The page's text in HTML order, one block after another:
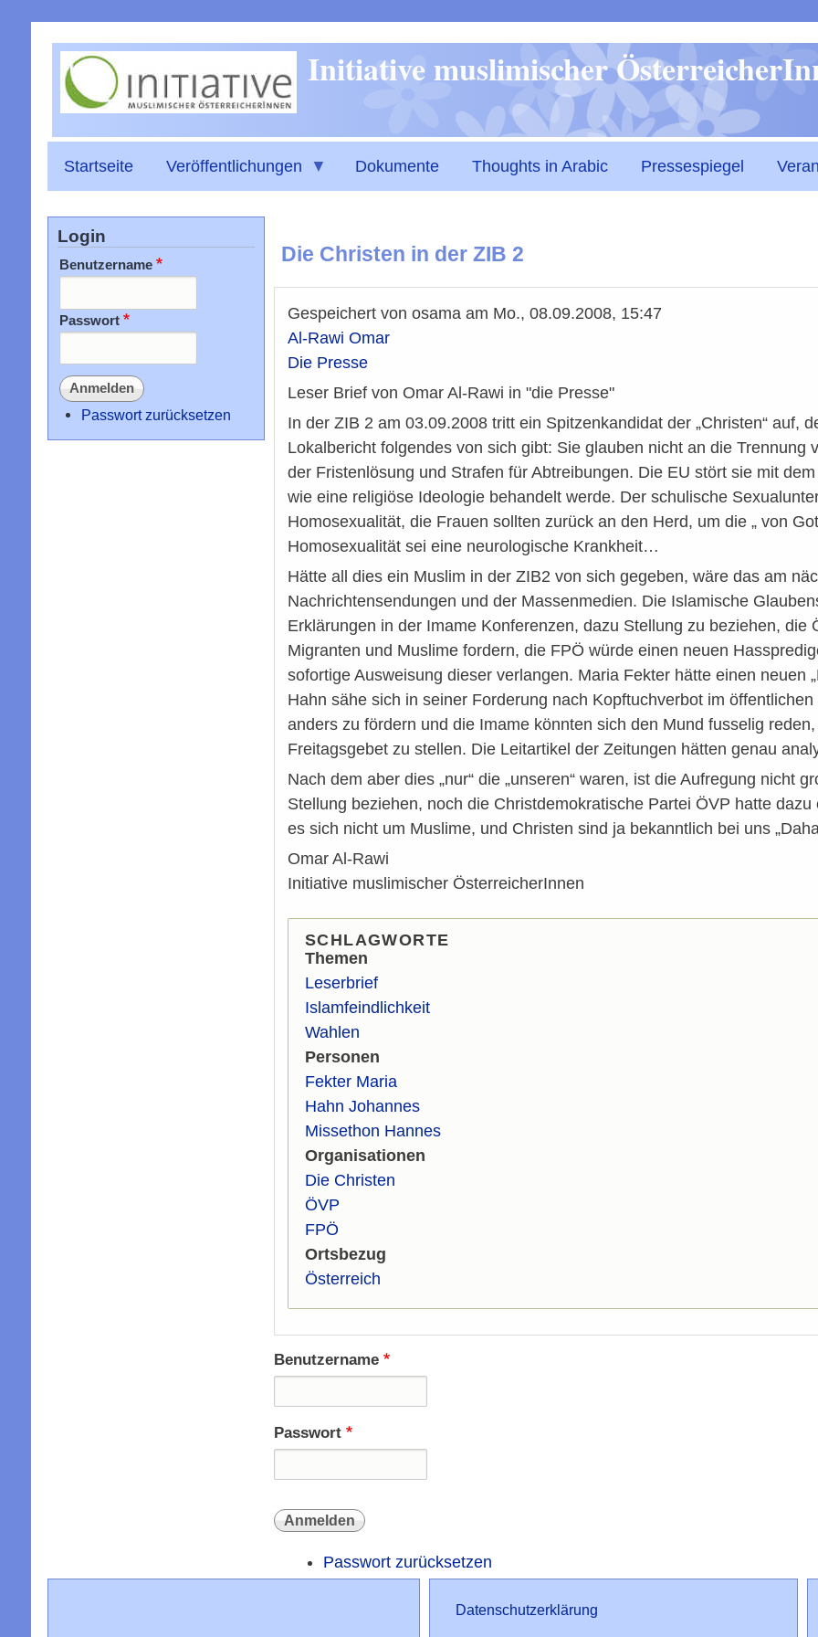
zum
Inhalt
Initiative muslimischer
Startseite Veröffentlichungen Dokumente Thoughts in Arabic Pressespiegel
Die Christen in der ZIB 2
Gespeichert von osama am Mo., 08.09.2008, 15:47
Al-Rawi Omar
Die Presse
Leser Brief von Omar Al-Rawi in "die Presse"
In der ZIB 2 am 03.09.2008 tritt ein Spitzenkandidat der „Christen“ auf,
Lokalbericht folgendes von sich gibt: Sie glauben nicht an die Trennung
der Fristenlösung und Strafen für Abtreibungen. Die EU stört sie mit
wie eine religiöse Ideologie behandelt werde. Der schulische
Homosexualität, die Frauen sollten zurück an den Herd, um die „ von
Homosexualität sei eine neurologische Krankheit…
Hätte all dies ein Muslim in der ZIB2 von sich gegeben, wäre das am
Nachrichtensendungen und der Massenmedien. Die Islamische
Erklärungen in der Imame Konferenzen, dazu Stellung zu beziehen, die
Migranten und Muslime fordern, die FPÖ würde einen neuen
sofortige Ausweisung dieser verlangen. Maria Fekter hätte einen neuen
Hahn sähe sich in seiner Forderung nach Kopftuchverbot im
anders zu fördern und die Imame könnten sich den Mund fusselig
Freitagsgebet zu stellen. Die Leitartikel der Zeitungen hätten genau
Nach dem aber dies „nur“ die „unseren“ waren, ist die Aufregung nicht
Stellung beziehen, noch die Christdemokratische Partei ÖVP hatte
es sich nicht um Muslime, und Christen sind ja bekanntlich bei uns
Omar Al-Rawi
Initiative muslimischer ÖsterreicherInnen
SCHLAGWORTE
Themen
Leserbrief
Islamfeindlichkeit
Wahlen
Personen
Fekter Maria
Hahn Johannes
Missethon Hannes
Organisationen
Die Christen
ÖVP
FPÖ
Ortsbezug
Österreich
Benutzername
Passwort
Passwort zurücksetzen
Login
Benutzername
Passwort
Passwort zurücksetzen
Datenschutz
Datenschutzerklärung